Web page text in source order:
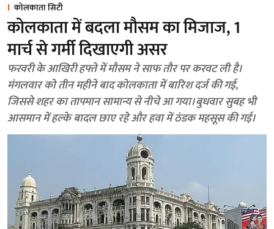
कोलकाता सिटी
कोलकाता में बदला मौसम का मिजाज, 1
मार्च से गर्मी दिखाएगी असर
फरवरी के आखिरी हफ्ते में मौसम ने साफ तौर पर करवट ली है।
मंगलवार को तीन महीने बाद कोलकाता में बारिश दर्ज की गई,
जिससे शहर का तापमान सामान्य से नीचे आ गया। बुधवार सुबह भी
आसमान में हल्के बादल छाए रहे और हवा में ठंडक महसूस की गई।